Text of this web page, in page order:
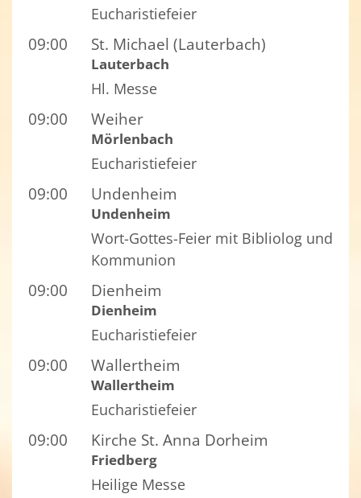
Eucharistiefeier
09:00 St. Michael (Lauterbach)
Lauterbach
Hl. Messe
09:00 Weiher
Mörlenbach
Eucharistiefeier
09:00 Undenheim
Undenheim
Wort-Gottes-Feier mit Bibliolog und
Kommunion
09:00 Dienheim
Dienheim
Eucharistiefeier
09:00 Wallertheim
Wallertheim
Eucharistiefeier
09:00 Kirche St. Anna Dorheim
Friedberg
Heilige Messe